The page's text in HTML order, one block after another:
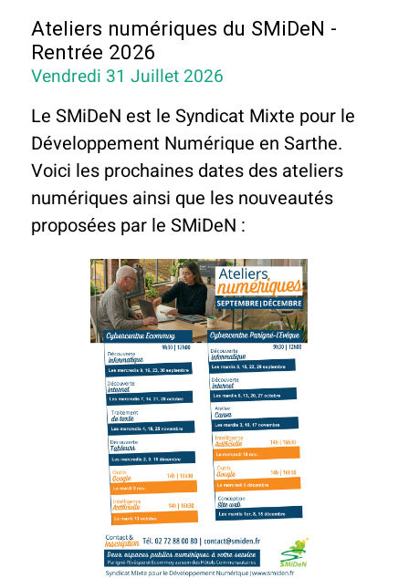
Ateliers numériques du SMiDeN -
Rentrée 2026
Vendredi 31 Juillet 2026
Le SMiDeN est le Syndicat Mixte pour le
Développement Numérique en Sarthe.
Voici les prochaines dates des ateliers
numériques ainsi que les nouveautés
proposées par le SMiDeN :